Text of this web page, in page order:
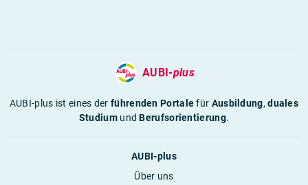
AUBI-plus
AUBI-plus ist eines derführenden Portalefür Ausbildung,duales
StudiumundBerufsorientierung.
AUBI-plus
Über uns